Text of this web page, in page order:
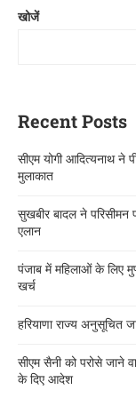
खोजें
Recent Posts
सीएम योगी आदित्यनाथ ने
मुलाकात
सुखबीर बादल ने परिसीमन
एलान
पंजाब में महिलाओं के लिए
खर्च
हरियाणा राज्य अनुसूचित
सीएम सैनी को परोसे जाने
के दिए आदेश